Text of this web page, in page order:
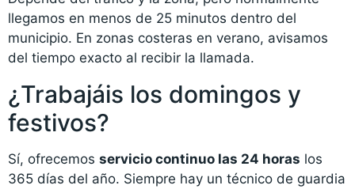
llegamos en menos de 25 minutos dentro del
municipio. En zonas costeras en verano, avisamos
del tiempo exacto al recibir la llamada.
¿Trabajáis los domingos y
festivos?
Sí, ofrecemos servicio continuo las 24 horas los
365 días del año. Siempre hay un técnico de guardia